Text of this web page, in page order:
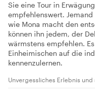
Sie eine Tour in
empfehlenswert.
wie Mona macht den
können ihn jedem, der
wärmstens empfehlen.
Einheimischen auf die
kennenzulernen.
Unvergessliches Erlebnis und